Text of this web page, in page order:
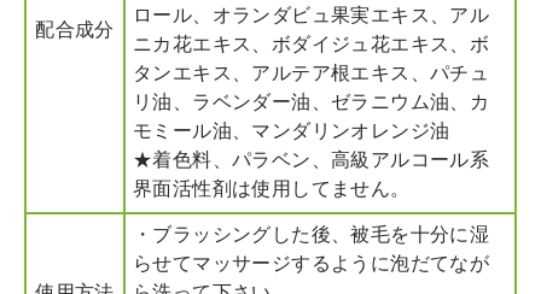
配合成分
ロール、オランダビュ果実エキス、アル
ニカ花エキス、ボダイジュ花エキス、ボ
タンエキス、アルテア根エキス、パチュ
リ油、ラベンダー油、ゼラニウム油、カ
モミール油、マンダリンオレンジ油
★着色料、パラベン、高級アルコール系
界面活性剤は使用してません。
・ブラッシングした後、被毛を十分に湿
らせてマッサージするように泡だてなが